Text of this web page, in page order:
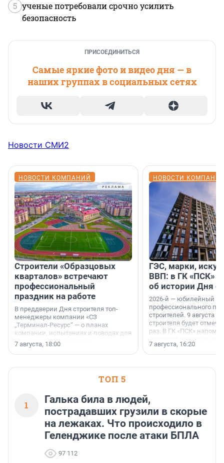
5 ученые потребовали срочно усилить
безопасность
ПРИСОЕДИНИТЬСЯ
Самые яркие фото и видео дня — в
наших группах в социальных сетях
Новости СМИ2
НОВОСТИ КОМПАНИЙ
Строители «Образцовых
кварталов» встречают
профессиональный
праздник на работе
В преддверии Дня строителя топ-
менеджеры компании «СЗ
„Терминал-Ресурс“ — о планах
компании, испытаниях и поводах для
осторожного оптимизма.
7 августа, 18:00
НОВОСТИ
ГЭС, марки,
ВВП: в ГК «ПСК»
об истории Дня
2026-й — юбилейный
профессионального
строителей. 9 августа
строителя будет
раз. В ГК «ПСК»
поменялась роль
7 августа, 16:20
ТОП 5
1
Галька била в людей,
пострадавших грузили в скорые
на лежаках. Что происходило в
Геленджике после атаки БПЛА
97 112